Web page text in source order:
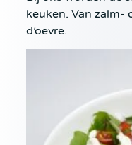
keuken. Van zalm-
d’oevre.